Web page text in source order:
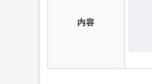
内容